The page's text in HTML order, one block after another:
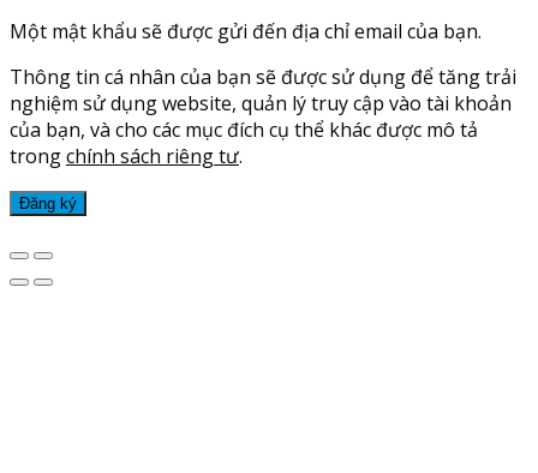
Một mật khẩu sẽ được gửi đến địa chỉ email của bạn.
Thông tin cá nhân của bạn sẽ được sử dụng để tăng trải
nghiệm sử dụng website, quản lý truy cập vào tài khoản
của bạn, và cho các mục đích cụ thể khác được mô tả
trongchính sách riêng tư.
Đăng ký